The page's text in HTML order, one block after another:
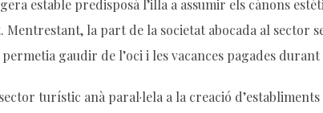
estable predisposà l’illa a assumir els cànons
Mentrestant, la part de la societat abocada al sector
gaudir de l’oci i les vacances pagades
turístic anà paral·lela a la creació